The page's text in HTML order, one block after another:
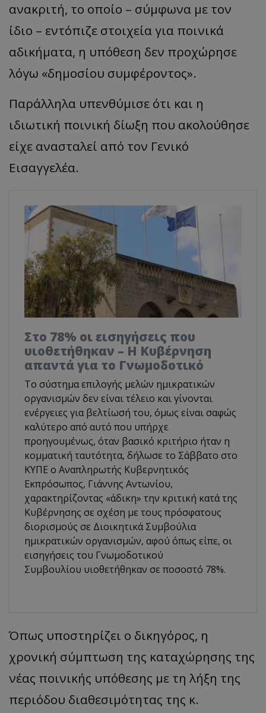
ανακριτή, το οποίο – σύμφωνα με τον
ίδιο – εντόπιζε στοιχεία για ποινικά
αδικήματα, η υπόθεση δεν προχώρησε
λόγω «δημοσίου συμφέροντος».
Παράλληλα υπενθύμισε ότι και η
ιδιωτική ποινική δίωξη που ακολούθησε
είχε ανασταλεί από τον Γενικό
Εισαγγελέα.
Στο 78% οι εισηγήσεις που
υιοθετήθηκαν – Η Κυβέρνηση
απαντά για το Γνωμοδοτικό
Το σύστημα επιλογής μελών ημικρατικών
οργανισμών δεν είναι τέλειο και γίνονται
ενέργειες για βελτίωσή του, όμως είναι σαφώς
καλύτερο από αυτό που υπήρχε
προηγουμένως, όταν βασικό κριτήριο ήταν η
κομματική ταυτότητα, δήλωσε το Σάββατο στο
ΚΥΠΕ ο Αναπληρωτής Κυβερνητικός
Εκπρόσωπος, Γιάννης Αντωνίου,
χαρακτηρίζοντας «άδικη» την κριτική κατά της
Κυβέρνησης σε σχέση με τους πρόσφατους
διορισμούς σε Διοικητικά Συμβούλια
ημικρατικών οργανισμών, αφού όπως είπε, οι
εισηγήσεις του Γνωμοδοτικού
Συμβουλίου υιοθετήθηκαν σε ποσοστό 78%.
Όπως υποστηρίζει ο δικηγόρος, η
χρονική σύμπτωση της καταχώρησης της
νέας ποινικής υπόθεσης με τη λήξη της
περιόδου διαθεσιμότητας της κ.